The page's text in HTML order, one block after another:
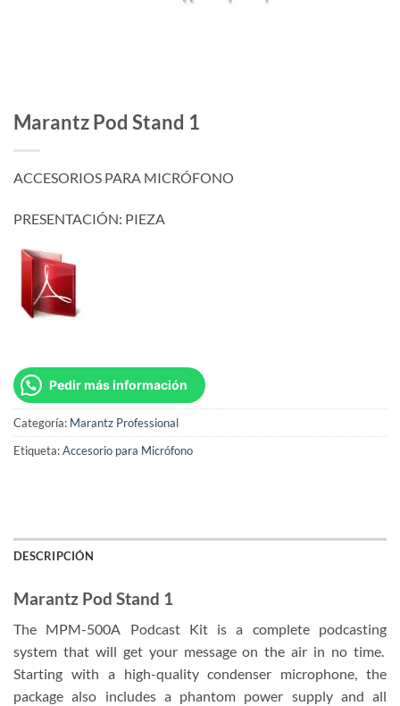
Marantz Pod Stand 1
ACCESORIOS PARA MICRÓFONO
PRESENTACIÓN: PIEZA
Pedir más información
Categoría: Marantz Professional
Etiqueta:Accesorio para Micrófono
DESCRIPCIÓN
Marantz Pod Stand 1
The MPM-500A Podcast Kit is a complete podcasting
system that will get your message on the air in no time.
Starting with a high-quality condenser microphone, the
package also includes a phantom power supply and all